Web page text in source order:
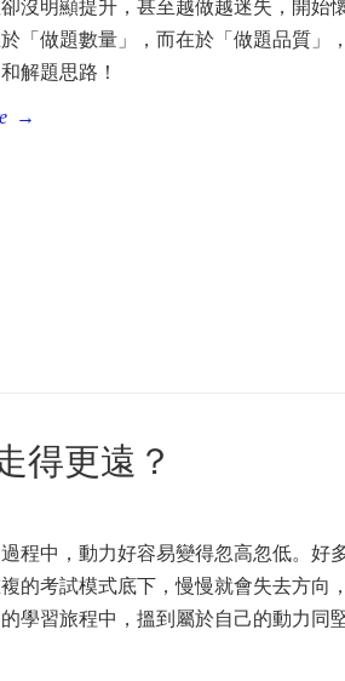
沒明顯提升，甚至越做越迷失，開始
「做題數量」，而在於「做題品質」
解題思路！
→
得更遠？
程中，動力好容易變得忽高忽低。好
的考試模式底下，慢慢就會失去方向
學習旅程中，搵到屬於自己的動力同